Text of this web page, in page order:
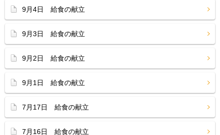
9月4日 給食の献立
9月3日 給食の献立
9月2日 給食の献立
9月1日 給食の献立
7月17日 給食の献立
7月16日 給食の献立